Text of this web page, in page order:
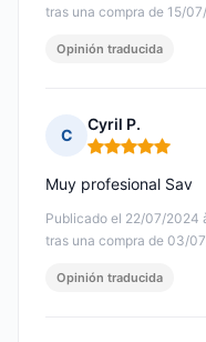
tras una compra de 15/
Opinión traducida
C
Cyril P.
Nota: 5 de 5
Publicado el 22/07/2024
tras una compra de 03/
Muy profesional Sav
Opinión traducida